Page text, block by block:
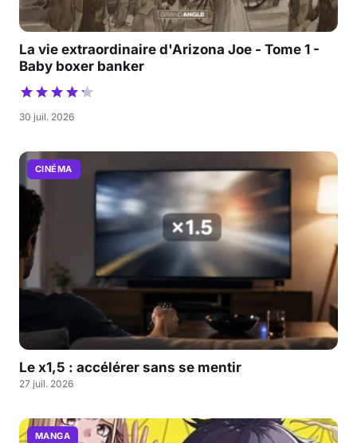
La vie extraordinaire d'Arizona Joe - Tome 1 -
Baby boxer banker
30 juil. 2026
CINÉMA
Le x1,5 : accélérer sans se mentir
27 juil. 2026
MANGA